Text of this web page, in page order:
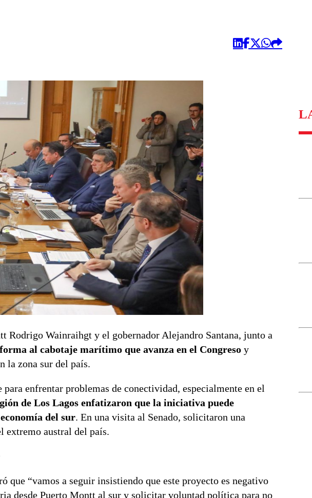
Rodrigo Wainraihgt y el gobernador Alejandro Santana, junto a
al cabotaje marítimo que avanza en el Congreso y
la zona sur del país.
enfrentar problemas de conectividad, especialmente en el
de Los Lagos enfatizaron que la iniciativa puede
del sur. En una visita al Senado, solicitaron una
extremo austral del país.
que “vamos a seguir insistiendo que este proyecto es negativo
desde Puerto Montt al sur y solicitar voluntad política para no